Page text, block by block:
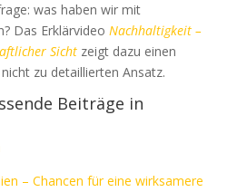
was haben wir mit
Das Erklärvideo Nachhaltigkeit –
Sicht zeigt dazu einen
zu detaillierten Ansatz.
Beiträge in
– Chancen für eine wirksamere